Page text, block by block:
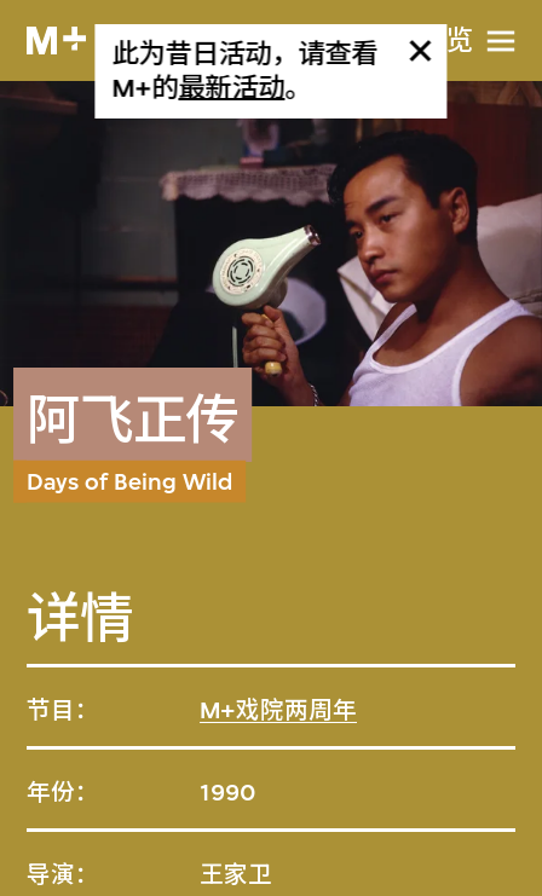
网站导览
此为昔日活动，请查看
M+的最新活动。
阿飞正传
Days of Being Wild
详情
节目： M+戏院两周年
年份： 1990
导演： 王家卫